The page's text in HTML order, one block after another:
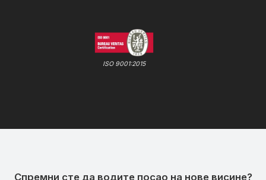
ISO 9001:2015
Спремни сте да водите посао на нове висине?